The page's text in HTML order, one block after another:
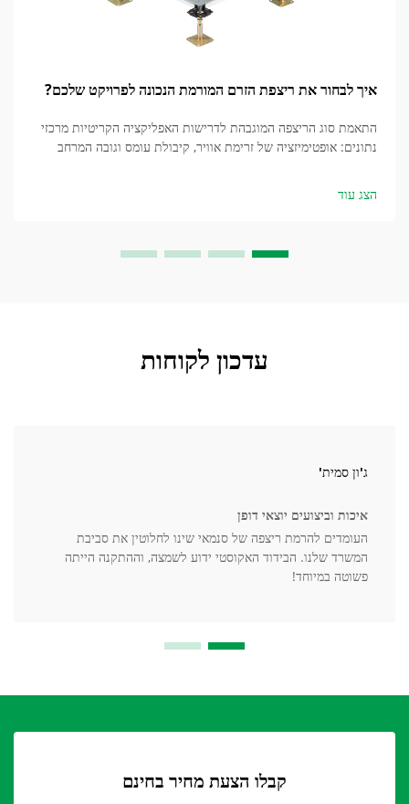
איך לבחור את ריצפת הזרם המורמת הנכונה לפרויקט שלכם?
התאמת סוג הריצפה המוגבהת לדרישות האפליקציה הקריטיות מרכזי
נתונים: אופטימיזציה של זרימת אוויר, קיבולת עומס וגובה המרחב
חום...
הצג עוד
עדכון לקוחות
ג'ון סמית'
איכות וביצועים יוצאי דופן
העומדים להרמת ריצפה של סנמאי שינו לחלוטין את סביבת
המשרד שלנו. הבידוד האקוסטי ידוע לשמצה, וההתקנה הייתה
פשוטה במיוחד!
קבלו הצעת מחיר בחינם